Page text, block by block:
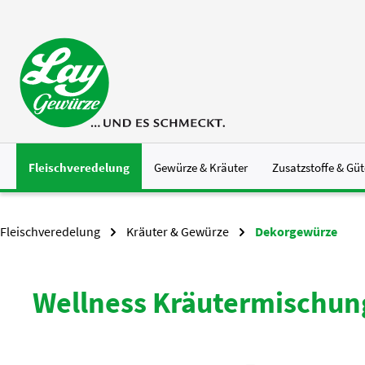
Fleischveredelung Gewürze & Kräuter Zusatzstoffe &
Fleischveredelung Kräuter & Gewürze Dekorgewürze
Wellness